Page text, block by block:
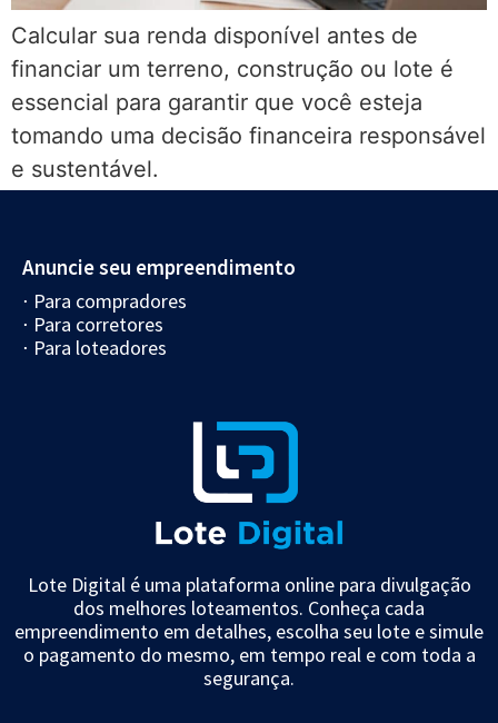
Calcular sua renda disponível antes de
financiar um terreno, construção ou lote é
essencial para garantir que você esteja
tomando uma decisão financeira responsável
e sustentável.
Anuncie seu empreendimento
⋅ Para compradores
⋅ Para corretores
⋅ Para loteadores
Lote Digital é uma plataforma online para divulgação
dos melhores loteamentos. Conheça cada
empreendimento em detalhes, escolha seu lote e simule
o pagamento do mesmo, em tempo real e com toda a
segurança.